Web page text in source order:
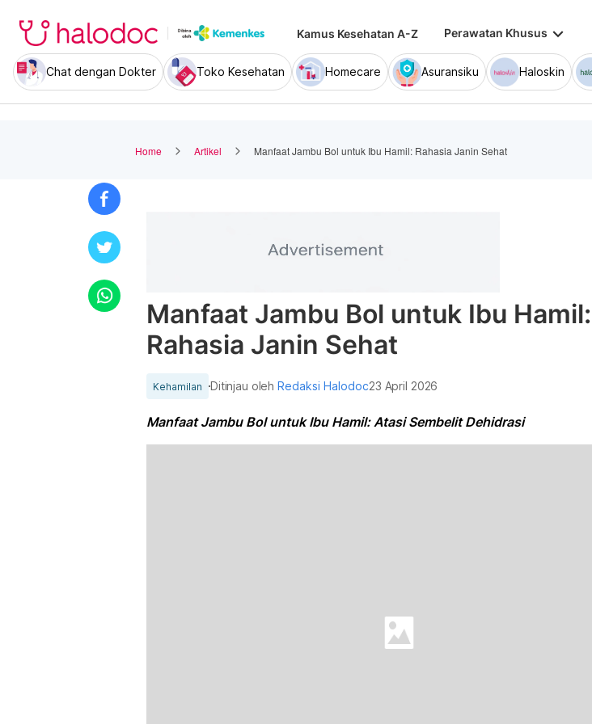
Kamus Kesehatan A-Z Perawatan Khusus keyboard_arrow_down
Chat dengan Dokter Toko Kesehatan Homecare Asuransiku Haloskin
Home Artikel Manfaat Jambu Bol untuk Ibu Hamil: Rahasia Janin Sehat
Manfaat Jambu Bol untuk Ibu Hamil:
Rahasia Janin Sehat
Kehamilan Ditinjau olehRedaksi Halodoc23 April 2026
Manfaat Jambu Bol untuk Ibu Hamil: Atasi Sembelit Dehidrasi